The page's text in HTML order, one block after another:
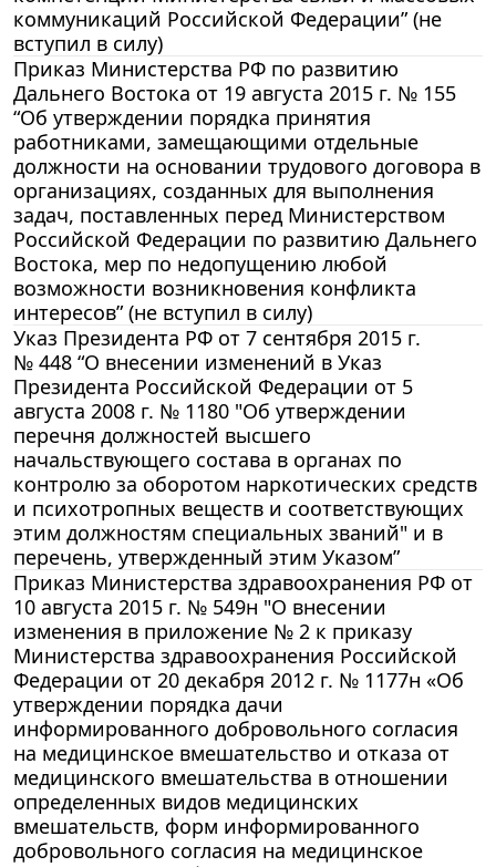
коммуникаций Российской Федерации” (не
вступил в силу)
Приказ Министерства РФ по развитию
Дальнего Востока от 19 августа 2015 г. № 155
“Об утверждении порядка принятия
работниками, замещающими отдельные
должности на основании трудового договора в
организациях, созданных для выполнения
задач, поставленных перед Министерством
Российской Федерации по развитию Дальнего
Востока, мер по недопущению любой
возможности возникновения конфликта
интересов” (не вступил в силу)
Указ Президента РФ от 7 сентября 2015 г.
№ 448 “О внесении изменений в Указ
Президента Российской Федерации от 5
августа 2008 г. № 1180 "Об утверждении
перечня должностей высшего
начальствующего состава в органах по
контролю за оборотом наркотических средств
и психотропных веществ и соответствующих
этим должностям специальных званий" и в
перечень, утвержденный этим Указом”
Приказ Министерства здравоохранения РФ от
10 августа 2015 г. № 549н "О внесении
изменения в приложение № 2 к приказу
Министерства здравоохранения Российской
Федерации от 20 декабря 2012 г. № 1177н «Об
утверждении порядка дачи
информированного добровольного согласия
на медицинское вмешательство и отказа от
медицинского вмешательства в отношении
определенных видов медицинских
вмешательств, форм информированного
добровольного согласия на медицинское